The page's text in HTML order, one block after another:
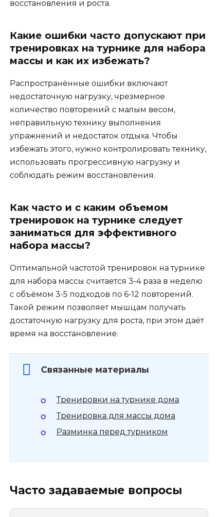
восстановления и роста.
Какие ошибки часто допускают при
тренировках на турнике для набора
массы и как их избежать?
Распространённые ошибки включают
недостаточную нагрузку, чрезмерное
количество повторений с малым весом,
неправильную технику выполнения
упражнений и недостаток отдыха. Чтобы
избежать этого, нужно контролировать технику,
использовать прогрессивную нагрузку и
соблюдать режим восстановления.
Как часто и с каким объемом
тренировок на турнике следует
заниматься для эффективного
набора массы?
Оптимальной частотой тренировок на турнике
для набора массы считается 3-4 раза в неделю
с объёмом 3-5 подходов по 6-12 повторений.
Такой режим позволяет мышцам получать
достаточную нагрузку для роста, при этом даёт
время на восстановление.
Связанные материалы
Тренировки на турнике дома
Тренировка для массы дома
Разминка перед турником
Часто задаваемые вопросы